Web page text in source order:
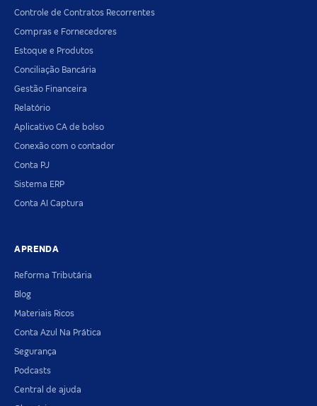
Controle de Contratos Recorrentes
Compras e Fornecedores
Estoque e Produtos
Conciliação Bancária
Gestão Financeira
Relatório
Aplicativo CA de bolso
Conexão com o contador
Conta PJ
Sistema ERP
Conta AI Captura
APRENDA
Reforma Tributária
Blog
Materiais Ricos
Conta Azul Na Prática
Segurança
Podcasts
Central de ajuda